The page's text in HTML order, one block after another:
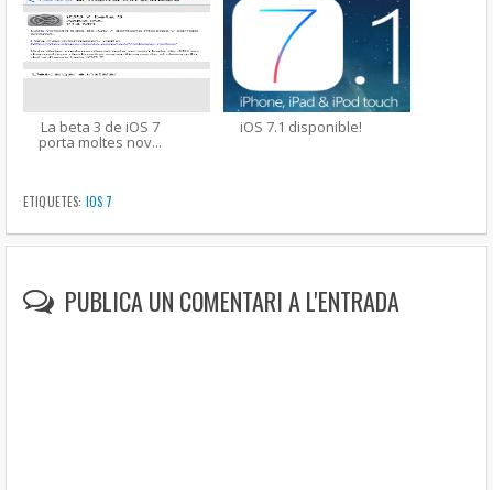
La beta 3 de iOS 7
porta moltes nov...
iOS 7.1 disponible!
ETIQUETES: IOS 7
PUBLICA UN COMENTARI A L'ENTRADA